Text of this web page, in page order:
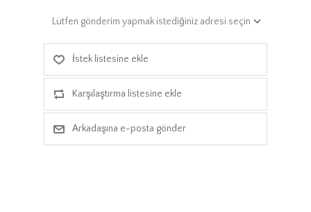
Lütfen gönderim yapmak istediğiniz adresi seçin
İstek listesine ekle
Karşılaştırma listesine ekle
Arkadaşına e-posta gönder